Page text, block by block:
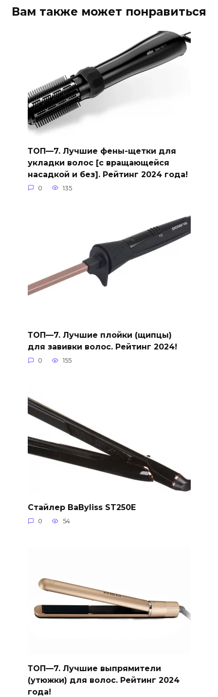
Вам также может понравиться
ТОП—7. Лучшие фены-щетки для
укладки волос [с вращающейся
насадкой и без]. Рейтинг 2024 года!
0 135
ТОП—7. Лучшие плойки (щипцы)
для завивки волос. Рейтинг 2024!
0 155
Стайлер BaByliss ST250E
0 54
ТОП—7. Лучшие выпрямители
(утюжки) для волос. Рейтинг 2024
года!